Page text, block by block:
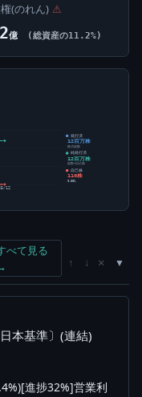
(のれん) ⚠
億 (総資産の11.2%)
12
発行済
12百万株
株式総数
純発行済
12百万株
総数-自己株
自己株
110株
0.00%
べて見る
↑ ↓ ×
本基準〕(連結)
進捗32%]営業利